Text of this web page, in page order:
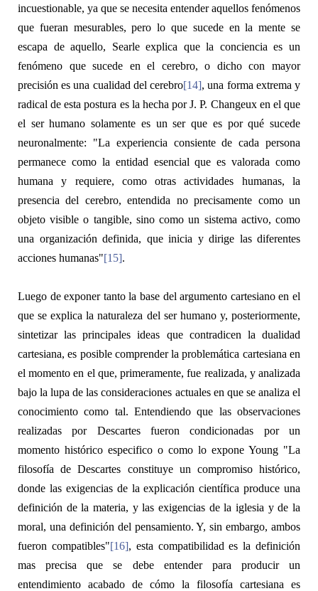
incuestionable, ya que se necesita entender aquellos fenómenos
que fueran mesurables, pero lo que sucede en la mente se
escapa de aquello, Searle explica que la conciencia es un
fenómeno que sucede en el cerebro, o dicho con mayor
precisión es una cualidad del cerebro[14], una forma extrema y
radical de esta postura es la hecha por J. P. Changeux en el que
el ser humano solamente es un ser que es por qué sucede
neuronalmente: "La experiencia consiente de cada persona
permanece como la entidad esencial que es valorada como
humana y requiere, como otras actividades humanas, la
presencia del cerebro, entendida no precisamente como un
objeto visible o tangible, sino como un sistema activo, como
una organización definida, que inicia y dirige las diferentes
acciones humanas"[15].
Luego de exponer tanto la base del argumento cartesiano en el
que se explica la naturaleza del ser humano y, posteriormente,
sintetizar las principales ideas que contradicen la dualidad
cartesiana, es posible comprender la problemática cartesiana en
el momento en el que, primeramente, fue realizada, y analizada
bajo la lupa de las consideraciones actuales en que se analiza el
conocimiento como tal. Entendiendo que las observaciones
realizadas por Descartes fueroncondicionadas por un
momento histórico especifico o como lo expone Young "La
filosofía de Descartes constituye un compromiso histórico,
donde las exigencias de la explicación científica produce una
definición de la materia, y las exigencias de la iglesia y de la
moral, una definición del pensamiento. Y, sin embargo, ambos
fueron compatibles"[16], esta compatibilidad es la definición
mas precisa que se debe entender para producir un
entendimiento acabado de cómo la filosofía cartesiana es